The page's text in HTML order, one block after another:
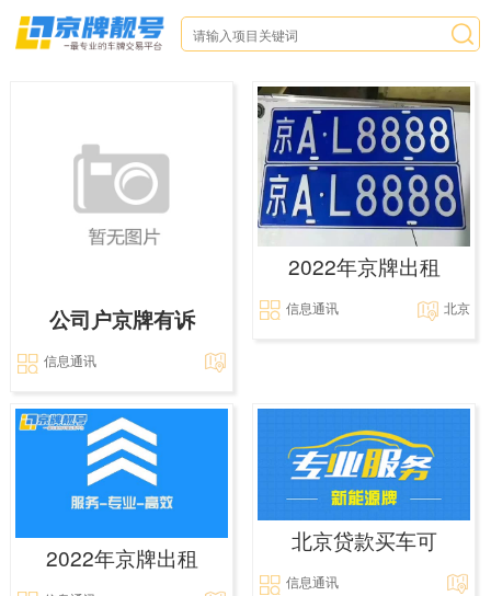
公司户京牌有诉
信息通讯
2022年京牌出租
信息通讯 北京
2022年京牌出租
北京贷款买车可
信息通讯